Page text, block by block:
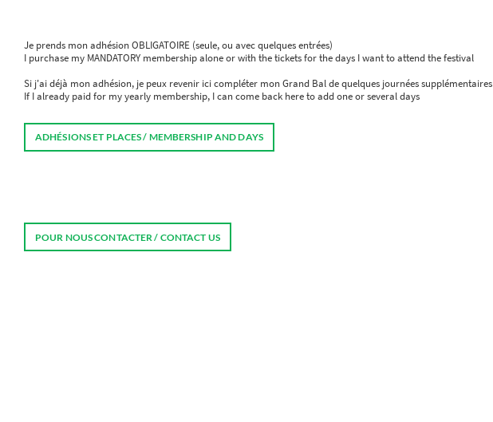
Je prends mon adhésion OBLIGATOIRE (seule, ou avec quelques entrées)
I purchase my MANDATORY membership alone or with the tickets for the days I want to attend the festival
Si j'ai déjà mon adhésion, je peux revenir ici compléter mon Grand Bal de quelques journées supplémentaires
If I already paid for my yearly membership, I can come back here to add one or several days
ADHÉSIONS ET PLACES / MEMBERSHIP AND DAYS
POUR NOUS CONTACTER / CONTACT US